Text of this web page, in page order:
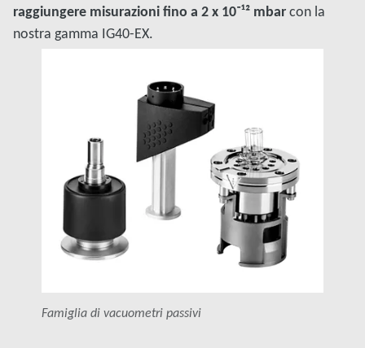
raggiungere misurazioni fino a 2 x 10⁻¹² mbarcon la
nostra gamma IG40-EX.
Famiglia di vacuometri passivi